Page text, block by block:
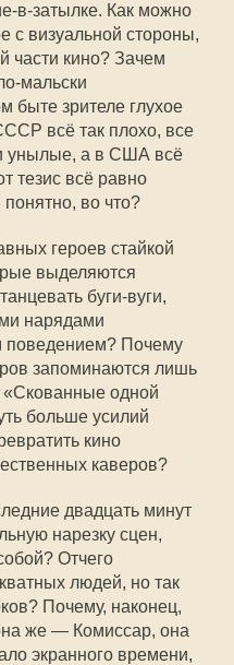
в-затылке. Как можно
с визуальной стороны,
части кино? Зачем
мальски
быте зрителе глухое
всё так плохо, все
унылые, а в США всё
тезис всё равно
понятно, во что?
героев стайкой
выделяются
буги-вуги,
нарядами
поведением? Почему
запоминаются лишь
«Скованные одной
больше усилий
кино
каверов?
двадцать минут
нарезку сцен,
Отчего
людей, но так
Почему, наконец,
же — Комиссар, она
экранного времени,